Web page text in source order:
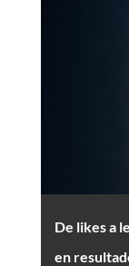
De likes a
en